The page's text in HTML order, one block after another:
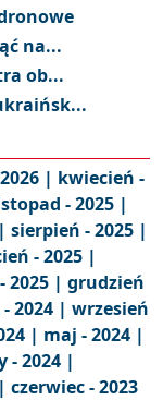
na...
ob...
| kwiecień -
- 2025 |
sierpień - 2025 |
- 2025 |
2025 | grudzień
2024 | wrzesień
| maj - 2024 |
- 2024 |
czerwiec - 2023